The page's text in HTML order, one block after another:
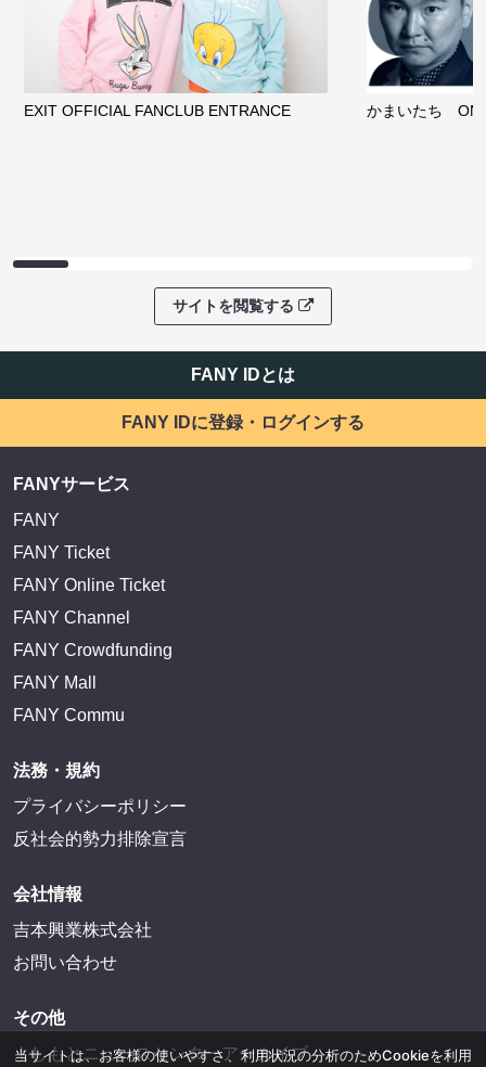
EXIT OFFICIAL FANCLUB ENTRANCE かまいたち
サイトを閲覧する
FANY IDとは
FANY IDに登録・ログインする
FANYサービス
FANY
FANY Ticket
FANY Online Ticket
FANY Channel
FANY Crowdfunding
FANY Mall
FANY Commu
法務・規約
プライバシーポリシー
反社会的勢力排除宣言
会社情報
吉本興業株式会社
お問い合わせ
その他
よしもとニュースセンターアーカイブ
当サイトは、お客様の使いやすさ、利用状況の分析のためCookieを利用